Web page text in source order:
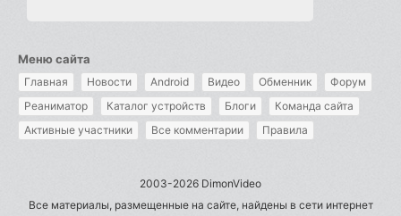
Меню сайта
Главная Новости Android Видео Обменник
Форум
Реаниматор
Каталог устройств Блоги
Команда сайта
Активные участники
Все комментарии Правила
2003-2026 DimonVideo
Все материалы, размещенные на сайте, найдены в сети интернет